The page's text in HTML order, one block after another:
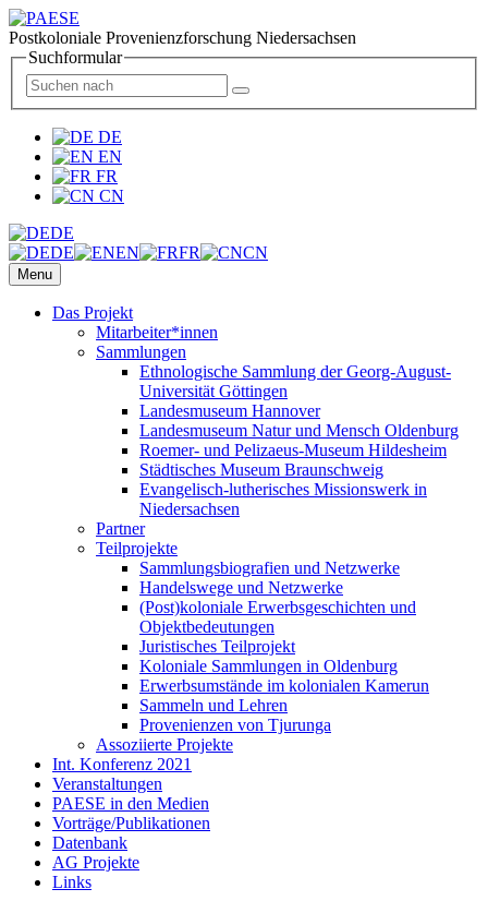
Postkoloniale Provenienzforschung Niedersachsen
Suchformular
DE
EN
FR
CN
DE
DE
EN FR CN
Menu
Das Projekt
Mitarbeiter*innen
Sammlungen
Ethnologische Sammlung der Georg-August-
Universität Göttingen
Landesmuseum Hannover
Landesmuseum Natur und Mensch Oldenburg
Roemer- und Pelizaeus-Museum Hildesheim
Städtisches Museum Braunschweig
Evangelisch-lutherisches Missionswerk in
Niedersachsen
Partner
Teilprojekte
Sammlungsbiografien und Netzwerke
Handelswege und Netzwerke
(Post)koloniale Erwerbsgeschichten und
Objektbedeutungen
Juristisches Teilprojekt
Koloniale Sammlungen in Oldenburg
Erwerbsumstände im kolonialen Kamerun
Sammeln und Lehren
Provenienzen von Tjurunga
Assoziierte Projekte
Int. Konferenz 2021
Veranstaltungen
PAESE in den Medien
Vorträge/Publikationen
Datenbank
AG Projekte
Links